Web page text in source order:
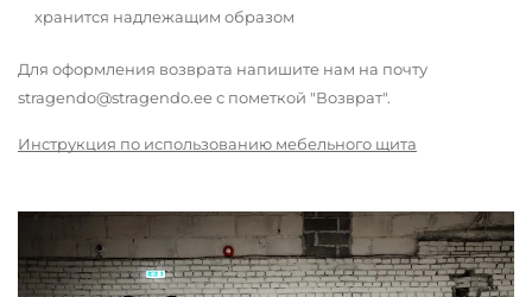
хранится надлежащим образом
Для оформления возврата напишите нам на почту
stragendo@stragendo.ee с пометкой "Возврат".
Инструкция по использованию мебельного щита